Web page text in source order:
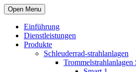
Open Menu
Einführung
Dienstleistungen
Produkte
Schleuderrad-strahlanlagen